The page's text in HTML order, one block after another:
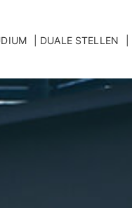
DUALE STELLEN